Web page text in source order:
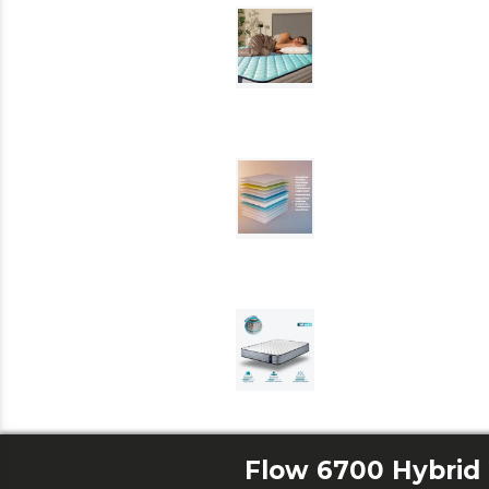
Flow 6700 Hybrid